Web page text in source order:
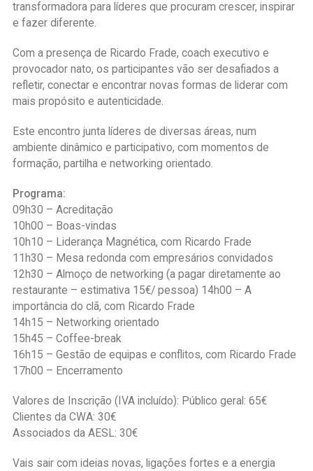
transformadora para líderes que procuram crescer, inspirar
e fazer diferente.
Com a presença de Ricardo Frade, coach executivo e
provocador nato, os participantes vão ser desafiados a
refletir, conectar e encontrar novas formas de liderar com
mais propósito e autenticidade.
Este encontro junta líderes de diversas áreas, num
ambiente dinâmico e participativo, com momentos de
formação, partilha e networking orientado.
Programa:
09h30 – Acreditação
10h00 – Boas-vindas
10h10 – Liderança Magnética, com Ricardo Frade
11h30 – Mesa redonda com empresários convidados
12h30 – Almoço de networking (a pagar diretamente ao
restaurante – estimativa 15€/ pessoa) 14h00 – A
importância do clã, com Ricardo Frade
14h15 – Networking orientado
15h45 – Coffee-break
16h15 – Gestão de equipas e conflitos, com Ricardo Frade
17h00 – Encerramento
Valores de Inscrição (IVA incluído): Público geral: 65€
Clientes da CWA: 30€
Associados da AESL: 30€
Vais sair com ideias novas, ligações fortes e a energia